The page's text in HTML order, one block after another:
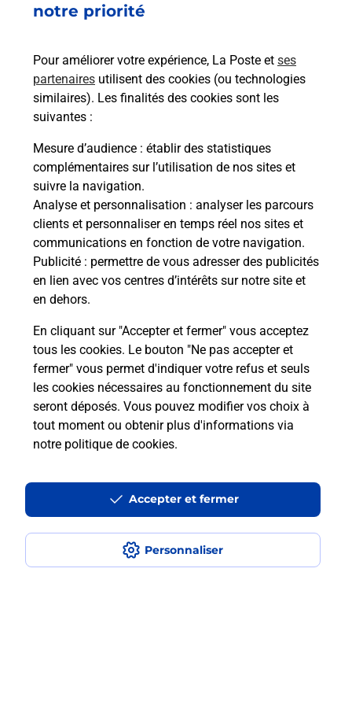
notre priorité
Pour améliorer votre expérience, La Poste et ses
partenaires utilisent des cookies (ou technologies
similaires). Les finalités des cookies sont les
suivantes :
Mesure d’audience : établir des statistiques
complémentaires sur l’utilisation de nos sites et
suivre la navigation.
Analyse et personnalisation : analyser les parcours
clients et personnaliser en temps réel nos sites et
communications en fonction de votre navigation.
Publicité : permettre de vous adresser des publicités
en lien avec vos centres d’intérêts sur notre site et
en dehors.
En cliquant sur "Accepter et fermer" vous acceptez
tous les cookies. Le bouton "Ne pas accepter et
fermer" vous permet d'indiquer votre refus et seuls
les cookies nécessaires au fonctionnement du site
seront déposés. Vous pouvez modifier vos choix à
tout moment ou obtenir plus d'informations via
notre politique de cookies.
Personnaliser
Accepter et fermer
Acheter un iPhone neuf ou reconditionné
Vous recherchez un smartphone pas cher proche
de chez vous ? Découvrez notre offre de
téléphones iPhone Apple dans vos bureaux de
Poste à SEMEAC (65600) !
En savoir plus
Questions fréquemment posées
Comment retourner un colis acheté
en ligne depuis votre boîte aux lettres
Comment envoyer un colis ou faire un
retour chez un e-commerçant sans se
déplacer ?
Envoyer un petit colis au meilleur